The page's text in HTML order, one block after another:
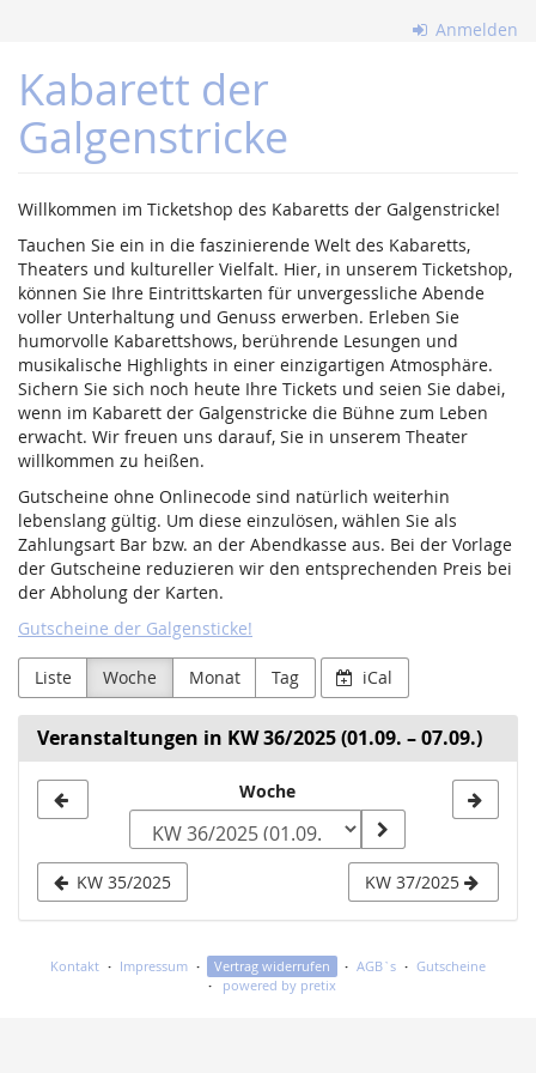
Inhalt
springen
Anmelden
Kabarett der
Galgenstricke
Willkommen im Ticketshop des Kabaretts der Galgenstricke!
Tauchen Sie ein in die faszinierende Welt des Kabaretts,
Theaters und kultureller Vielfalt. Hier, in unserem Ticketshop,
können Sie Ihre Eintrittskarten für unvergessliche Abende
voller Unterhaltung und Genuss erwerben. Erleben Sie
humorvolle Kabarettshows, berührende Lesungen und
musikalische Highlights in einer einzigartigen Atmosphäre.
Sichern Sie sich noch heute Ihre Tickets und seien Sie dabei,
wenn im Kabarett der Galgenstricke die Bühne zum Leben
erwacht. Wir freuen uns darauf, Sie in unserem Theater
willkommen zu heißen.
Gutscheine ohne Onlinecode sind natürlich weiterhin
lebenslang gültig. Um diese einzulösen, wählen Sie als
Zahlungsart Bar bzw. an der Abendkasse aus. Bei der Vorlage
der Gutscheine reduzieren wir den entsprechenden Preis bei
der Abholung der Karten.
Gutscheine der Galgensticke!
Liste Woche Monat Tag iCal
Veranstaltungen in KW 36/2025 (01.09. – 07.09.)
zur
Anzeige
auswählen
Woche
KW 35/2025 KW 37/2025
Kontakt Impressum Vertrag widerrufen AGB`s
Gutscheine
powered by pretix